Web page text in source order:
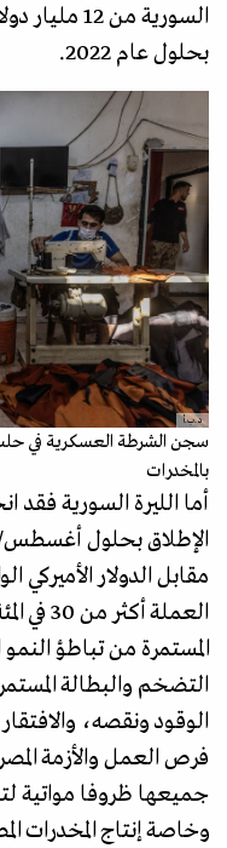
بحلول عام 2022.
د.ب.أ
سجن الشرطة العسكرية في
بالمخدرات
أما الليرة السورية
مقابل الدولار
العملة
المستمرة من تباطؤ
التضخم والبطالة
الوقود ونقصه،
فرص العمل والأزمة
جميعها ظروفا مواتية
وخاصة إنتاج المخدرات